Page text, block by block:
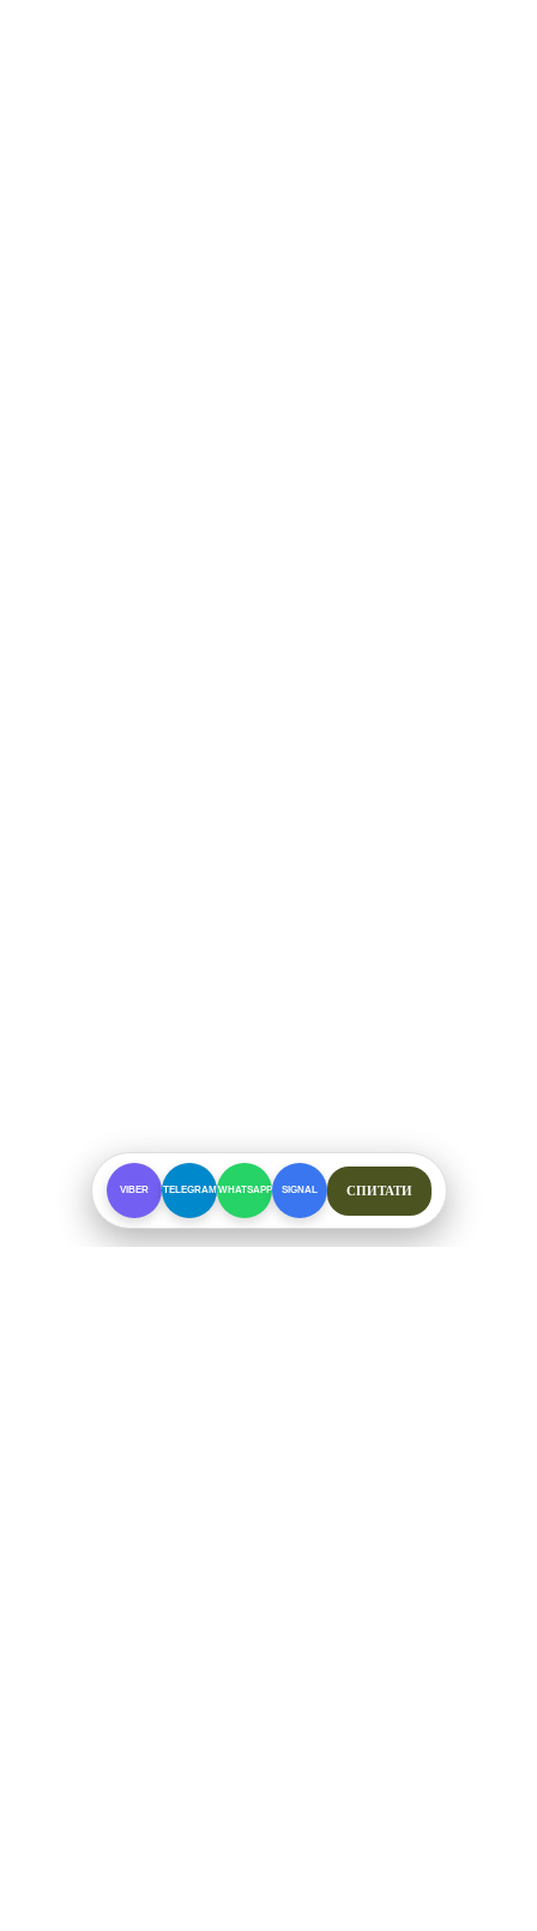
VIBER TELEGRAMWHATSAPP SIGNAL СПИТАТИ